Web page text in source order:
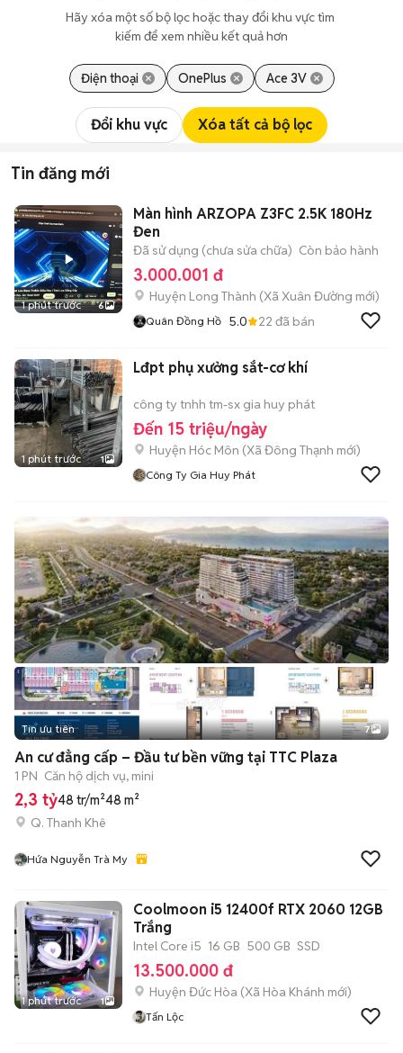
Hãy xóa một số bộ lọc hoặc thay đổi khu vực tìm
kiếm để xem nhiều kết quả hơn
Điện thoại OnePlus Ace 3V
Đổi khu vực Xóa tất cả bộ lọc
Tin đăng mới
1 phút trước 6
Màn hình ARZOPA Z3FC 2.5K 180Hz
Đen
Đã sử dụng (chưa sửa chữa) Còn bảo hành
3.000.001 đ
Huyện Long Thành (Xã Xuân Đường mới)
Quân Đồng Hồ 5.0 22 đã bán
1 phút trước 1
Lđpt phụ xưởng sắt-cơ khí
công ty tnhh tm-sx gia huy phát
Đến 15 triệu/ngày
Huyện Hóc Môn (Xã Đông Thạnh mới)
Công Ty Gia Huy Phát
+2
Tin ưu tiên 7
An cư đẳng cấp – Đầu tư bền vững tại TTC Plaza
1 PN Căn hộ dịch vụ, mini
2,3 tỷ48 tr/m²48 m²
Q. Thanh Khê
Hứa Nguyễn Trà My
1 phút trước 1
Coolmoon i5 12400f RTX 2060 12GB
Trắng
Intel Core i5 16 GB 500 GB SSD
13.500.000 đ
Huyện Đức Hòa (Xã Hòa Khánh mới)
Tấn Lộc